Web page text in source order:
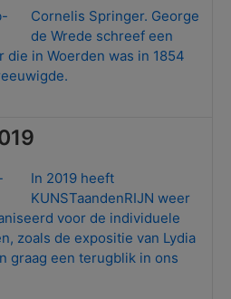
Cornelis Springer. George
de Wrede schreef een
in Woerden was in 1854
In 2019 heeft
KUNSTaandenRIJN weer
voor de individuele
zoals de expositie van Lydia
graag een terugblik in ons